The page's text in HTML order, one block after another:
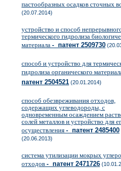
пастообразных осадков сточных
(20.07.2014)
устройство и способ
термического гидролиза
материала - патент 2509730
способ и устройство для
гидролиза органического
патент 2504521 (20.01.2014)
способ обезвреживания отходов,
содержащих углеводороды, с
одновременным осаждением
солей металлов и устройство для
осуществления - патент 2485400
(20.06.2013)
система утилизации мокрых
отходов - патент 2471726